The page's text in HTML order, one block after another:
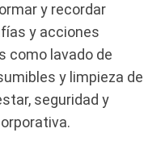
y recordar
y acciones
como lavado de
y limpieza de
seguridad y